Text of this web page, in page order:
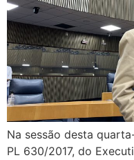
Na sessão desta
PL 630/2017, do